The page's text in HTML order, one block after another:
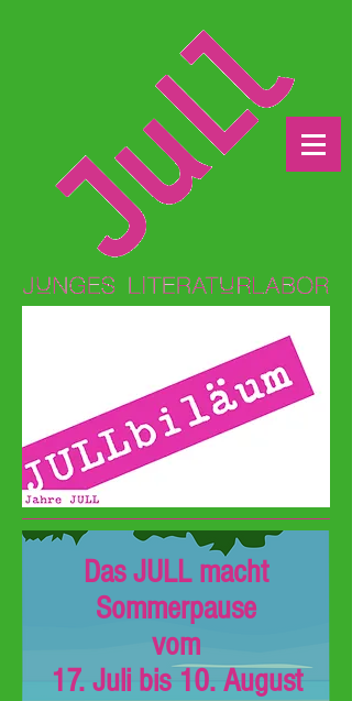
Das JULL macht
Sommerpause
vom
17. Juli bis 10. August